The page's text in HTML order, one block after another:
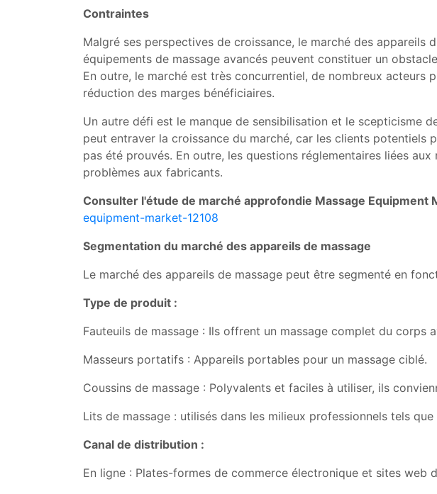
Contraintes
Malgré ses perspectives de croissance, le marché des
équipements de massage avancés peuvent constituer un
En outre, le marché est très concurrentiel, de nombreux
réduction des marges bénéficiaires.
Un autre défi est le manque de sensibilisation et le scepticisme
peut entraver la croissance du marché, car les clients
pas été prouvés. En outre, les questions réglementaires liées
problèmes aux fabricants.
Consulter l'étude de marché approfondie Massage Equipment
equipment-market-12108
Segmentation du marché des appareils de massage
Le marché des appareils de massage peut être segmenté en
Type de produit :
Fauteuils de massage : Ils offrent un massage complet du corps
Masseurs portatifs : Appareils portables pour un massage ciblé.
Coussins de massage : Polyvalents et faciles à utiliser, ils
Lits de massage : utilisés dans les milieux professionnels tels
Canal de distribution :
En ligne : Plates-formes de commerce électronique et sites